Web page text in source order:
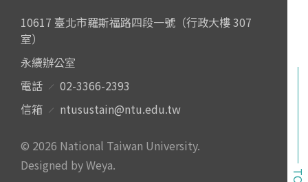
10617 臺北市羅斯福路四段一號（行政大樓 307
室）
永續辦公室
電話
02-3366-2393
信箱
ntusustain@ntu.edu.tw
© 2026 National Taiwan University.
Designed by Weya.